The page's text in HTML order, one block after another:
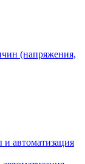
(напряжения,